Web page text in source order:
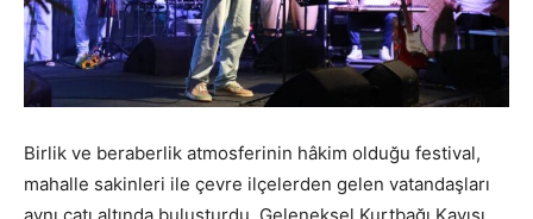
Birlik ve beraberlik atmosferinin hâkim olduğu festival,
mahalle sakinleri ile çevre ilçelerden gelen vatandaşları